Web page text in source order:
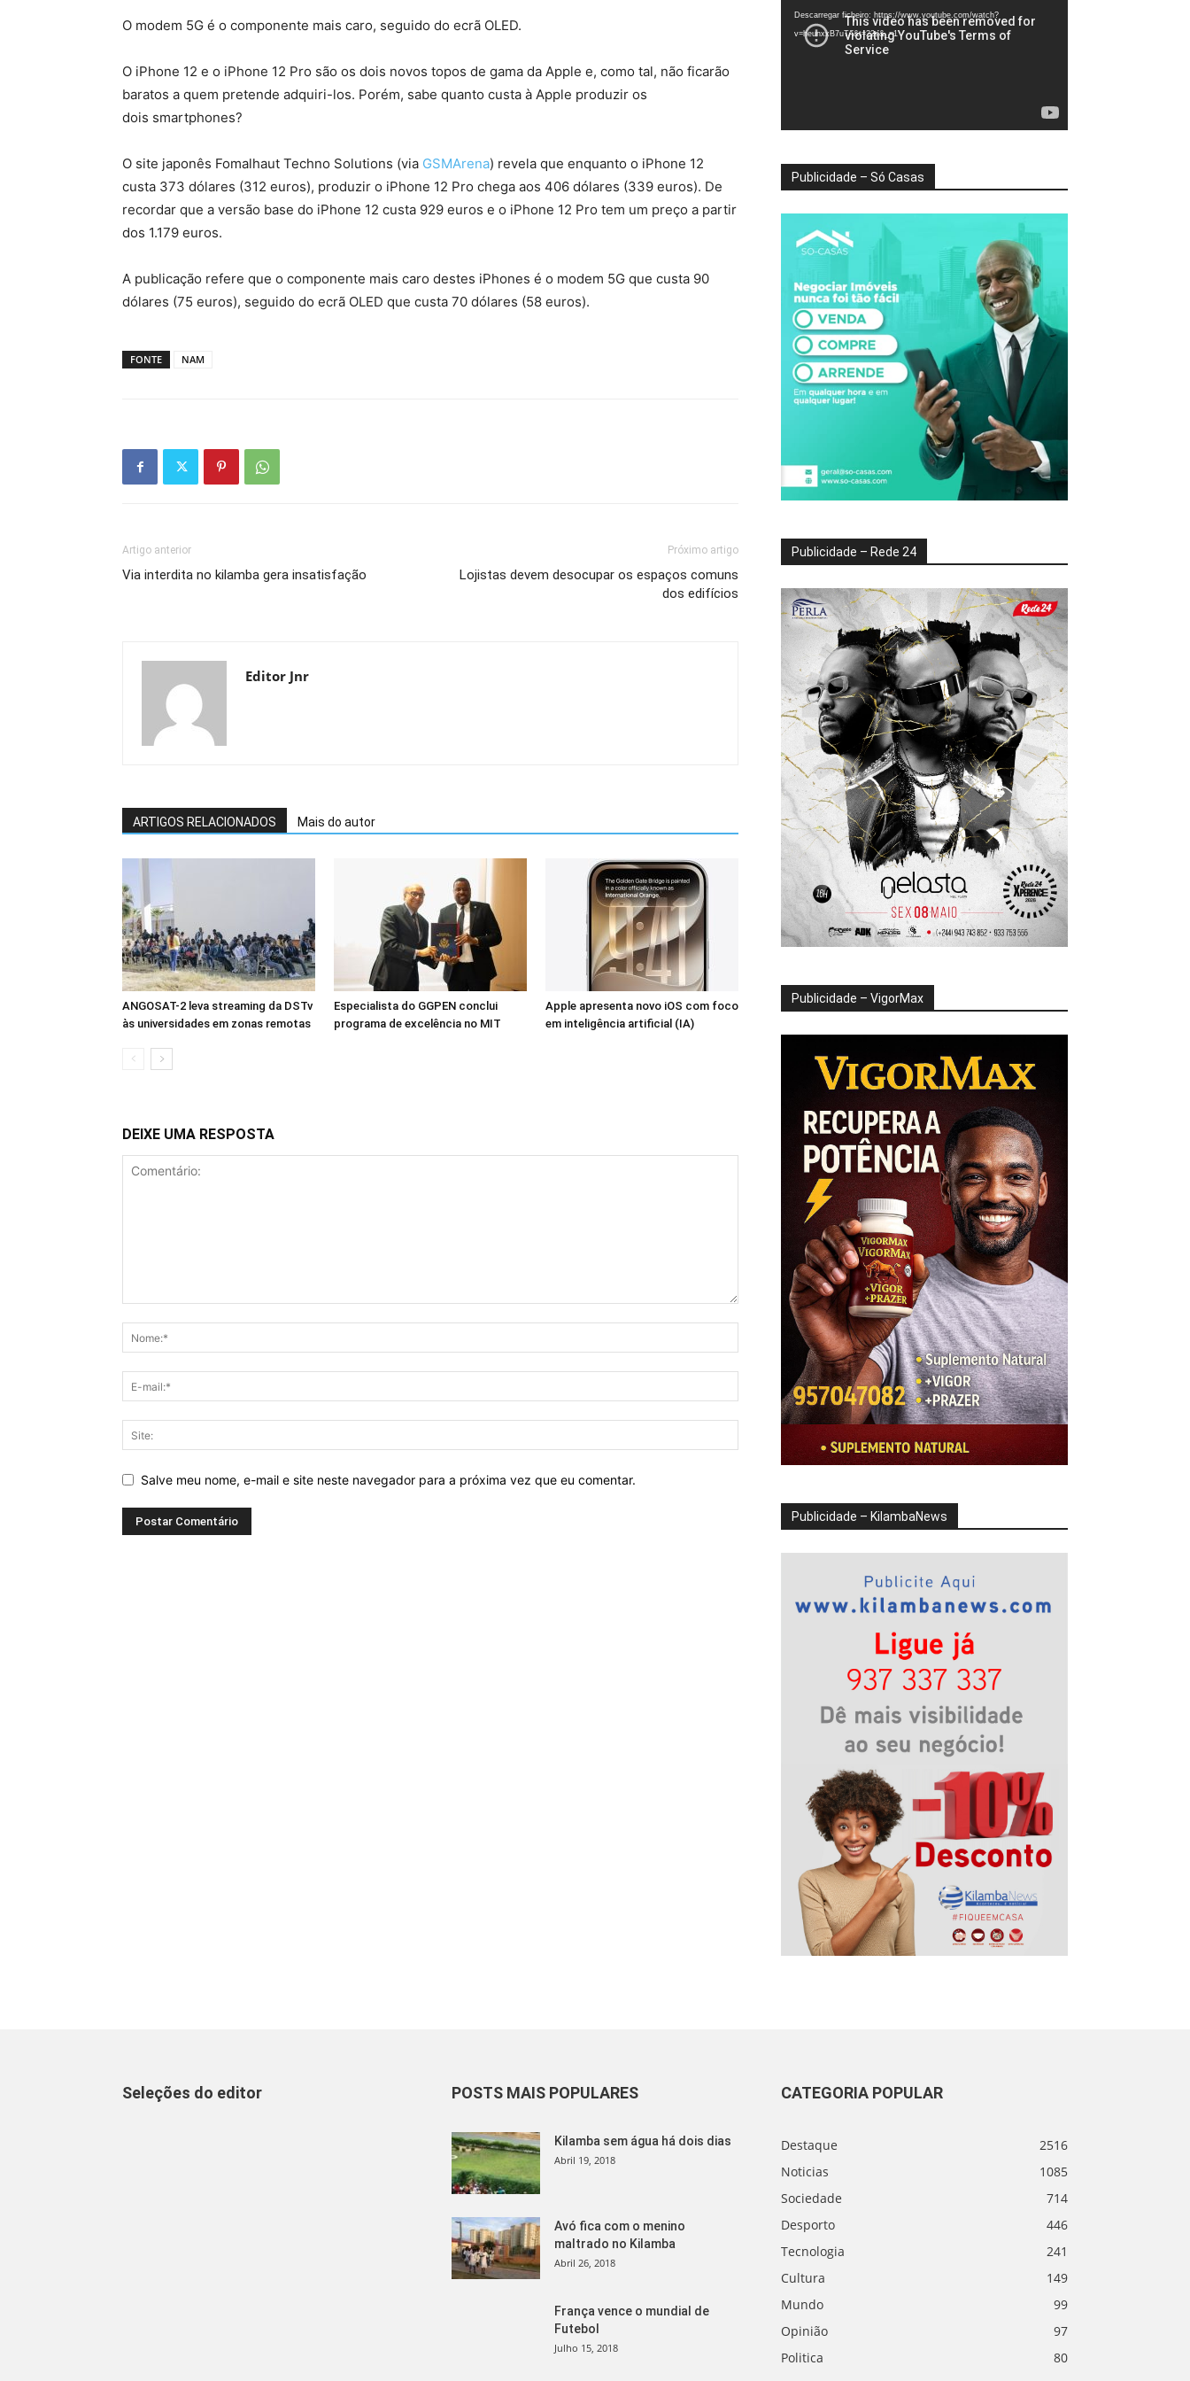
O modem 5G é o componente mais caro, seguido do ecrã OLED.
O iPhone 12 e o iPhone 12 Pro são os dois novos topos de gama da Apple e, como tal, não ficarão
baratos a quem pretende adquiri-los. Porém, sabe quanto custa à Apple produzir os
dois smartphones?
O site japonês Fomalhaut Techno Solutions (via GSMArena) revela que enquanto o iPhone 12
custa 373 dólares (312 euros), produzir o iPhone 12 Pro chega aos 406 dólares (339 euros). De
recordar que a versão base do iPhone 12 custa 929 euros e o iPhone 12 Pro tem um preço a partir
dos 1.179 euros.
A publicação refere que o componente mais caro destes iPhones é o modem 5G que custa 90
dólares (75 euros), seguido do ecrã OLED que custa 70 dólares (58 euros).
FONTE NAM
Artigo anterior
Via interdita no kilamba gera insatisfação
Próximo artigo
Lojistas devem desocupar os espaços comuns
dos edifícios
Editor Jnr
ARTIGOS RELACIONADOS Mais do autor
ANGOSAT-2 leva streaming da DSTv
às universidades em zonas remotas
Especialista do GGPEN conclui
programa de excelência no MIT
Apple apresenta novo iOS com foco
em inteligência artificial (IA)
DEIXE UMA RESPOSTA
Salve meu nome, e-mail e site neste navegador para a próxima vez que eu comentar.
vídeo
Descarregar ficheiro: https://www.youtube.com/watch?
v=heunxxB7uTA&t=22s&_=1
Publicidade – Só Casas
Publicidade – Rede 24
Publicidade – VigorMax
Publicidade – KilambaNews
Seleções do editor POSTS MAIS POPULARES
Kilamba sem água há dois dias
Abril 19, 2018
Avó fica com o menino
maltrado no Kilamba
Abril 26, 2018
França vence o mundial de
Futebol
Julho 15, 2018
CATEGORIA POPULAR
Destaque
2516
Noticias
1085
Sociedade
714
Desporto
446
Tecnologia
241
Cultura
149
Mundo
99
Opinião
97
Politica
80